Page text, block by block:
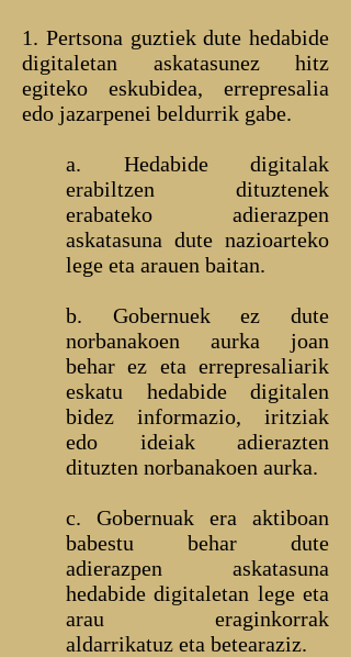
1. Pertsona guztiek dute hedabide
digitaletan askatasunez hitz
egiteko eskubidea, errepresalia
edo jazarpenei beldurrik gabe.
a. Hedabide digitalak
erabiltzen dituztenek
erabateko adierazpen
askatasuna dute nazioarteko
lege eta arauen baitan.
b. Gobernuek ez dute
norbanakoen aurka joan
behar ez eta errepresaliarik
eskatu hedabide digitalen
bidez informazio, iritziak
edo ideiak adierazten
dituzten norbanakoen aurka.
c. Gobernuak era aktiboan
babestu behar dute
adierazpen askatasuna
hedabide digitaletan lege eta
arau eraginkorrak
aldarrikatuz eta betearaziz.